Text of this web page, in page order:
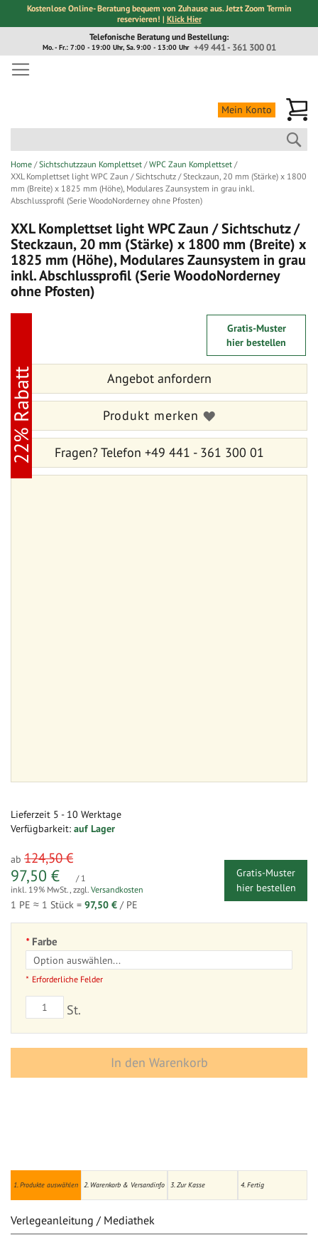
Kostenlose Online- Beratung bequem von Zuhause aus. Jetzt Zoom Termin
reservieren! | Klick Hier
Inhalt
Telefonische Beratung und Bestellung:
+49 441 - 361 300 01
Mo. - Fr.: 7:00 - 19:00 Uhr, Sa. 9:00 - 13:00 Uhr
Mein Konto
Home Sichtschutzzaun Komplettset
WPC Zaun Komplettset
XXL Komplettset light WPC Zaun / Sichtschutz / Steckzaun, 20 mm (Stärke) x 1800
mm (Breite) x 1825 mm (Höhe), Modulares Zaunsystem in grau inkl.
Abschlussprofil (Serie WoodoNorderney ohne Pfosten)
1. Produkte auswählen 2. Warenkorb & Versandinfo 3. Zur Kasse 4. Fertig
XXL Komplettset light WPC Zaun / Sichtschutz /
Steckzaun, 20 mm (Stärke) x 1800 mm (Breite) x
1825 mm (Höhe), Modulares Zaunsystem in grau
inkl. Abschlussprofil (Serie WoodoNorderney
ohne Pfosten)
Lieferzeit 5 - 10 Werktage
Verfügbarkeit: auf Lager
ab 124,50 €
97,50 €
/ 1
inkl. 19% MwSt., zzgl. Versandkosten
1 PE ≈ 1 Stück = 97,50 € / PE
Gratis-Muster
hier bestellen
Farbe
Erforderliche Felder
St.
In den Warenkorb
Gratis-Muster
hier bestellen
22% Rabatt
Bildergalerie
springen
Bildergalerie
springen
Angebot anfordern
Produkt merken
Fragen?Telefon +49 441 - 361 300 01
Verlegeanleitung / Mediathek